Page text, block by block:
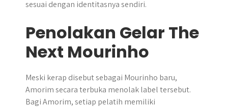
sesuai dengan identitasnya sendiri.
Penolakan Gelar The
Next Mourinho
Meski kerap disebut sebagai Mourinho baru,
Amorim secara terbuka menolak label tersebut.
Bagi Amorim, setiap pelatih memiliki